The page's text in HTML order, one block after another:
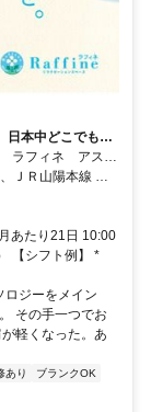
日本中どこでも働
ラフィネ アスピ
ＪＲ山陽本線 明
明石駅
あたり21日 10:00
【シフト例】 *
ロジーをメイン
その手一つでお
軽くなった。あ
あり
ブランクOK